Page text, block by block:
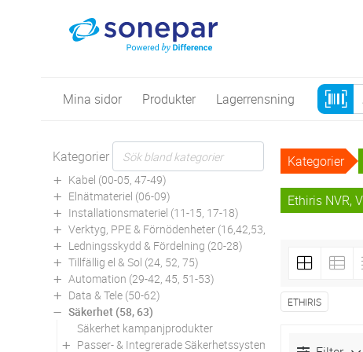
Mina sidor Produkter Lagerrensning
Kategorier
Kabel (00-05, 47-49)
Elnätmateriel (06-09)
Installationsmateriel (11-15, 17-18)
Verktyg, PPE & Förnödenheter (16,42,53,94)
Ledningsskydd & Fördelning (20-28)
Tillfällig el & Sol (24, 52, 75)
Automation (29-42, 45, 51-53)
Data & Tele (50-62)
Säkerhet (58, 63)
Säkerhet kampanjprodukter
Passer- & Integrerade Säkerhetssystem
Kategorier
Ethiris NVR,
ETHIRIS